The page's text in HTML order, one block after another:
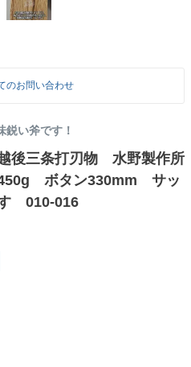
のお問い合わせ
鋭い斧です！
後三条打刃物 水野製作所
ボタン330mm サッ
010-016